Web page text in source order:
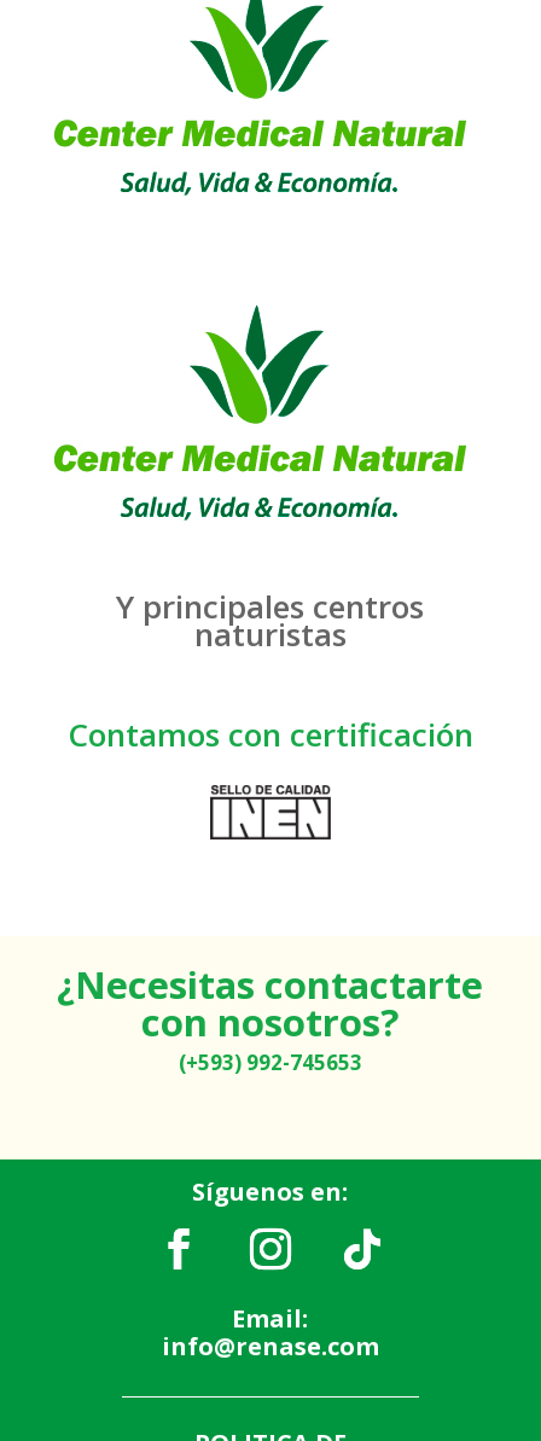
Y principales centros
naturistas
Contamos con certificación
¿Necesitas contactarte
con nosotros?
(+593) 992-745653
Síguenos en:
Email:
info@renase.com